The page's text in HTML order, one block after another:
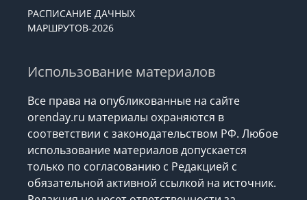
РАСПИСАНИЕ ДАЧНЫХ
МАРШРУТОВ-2026
Использование материалов
Все права на опубликованные на сайте
orenday.ru материалы охраняются в
соответствии с законодательством РФ. Любое
использование материалов допускается
только по согласованию с Редакцией с
обязательной активной ссылкой на источник.